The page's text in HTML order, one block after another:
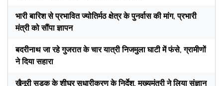
भारी बारिश से प्रभावित ज्योतिर्मठ क्षेत्र के पुनर्वास की मांग, प्रभारी
मंत्री को सौंपा ज्ञापन
बदरीनाथ जा रहे गुजरात के चार यात्री निजमुला घाटी में फंसे, ग्रामीणों
ने दिया सहारा
खैनूरी सड़क के शीघ्र सुधारीकरण के निर्देश, मुख्यमंत्री ने लिया संज्ञान